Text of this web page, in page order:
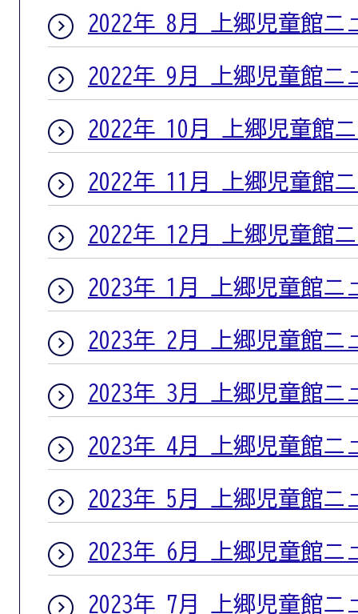
2022年 8月 上郷児童館ニ
2022年 9月 上郷児童館ニ
2022年 10月 上郷児童館
2022年 11月 上郷児童館
2022年 12月 上郷児童館
2023年 1月 上郷児童館ニ
2023年 2月 上郷児童館ニ
2023年 3月 上郷児童館ニ
2023年 4月 上郷児童館ニ
2023年 5月 上郷児童館ニ
2023年 6月 上郷児童館ニ
2023年 7月 上郷児童館ニ